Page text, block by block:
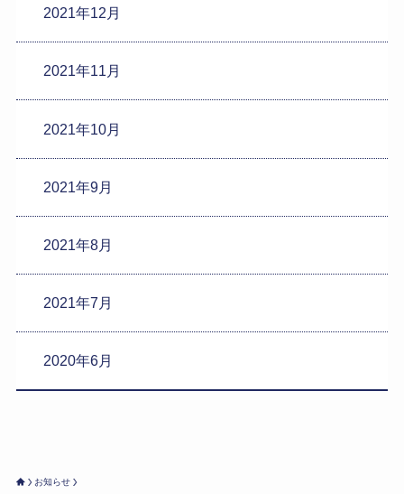
2021年12月
2021年11月
2021年10月
2021年9月
2021年8月
2021年7月
2020年6月
お知らせ